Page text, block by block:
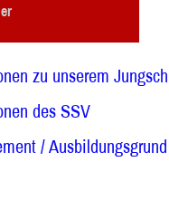
zu unserem
des SSV
/